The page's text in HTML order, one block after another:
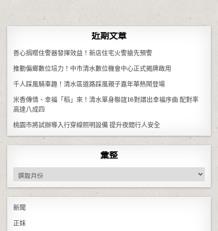
近期文章
善心捐贈住警器發揮效益！新店住宅火警搶先預警
推動偏鄉數位培力！中市清水數位機會中心正式揭牌啟用
千人踩風騎車趣！清水區道路踩風親子嘉年華熱鬧登場
米香傳情、幸福「稻」來！清水單身聯誼16對譜出幸福序曲 配對率
高達八成四
桃園市將試辦導入行穿線照明設備 提升夜間行人安全
彙整
彙整
新聞
正妹